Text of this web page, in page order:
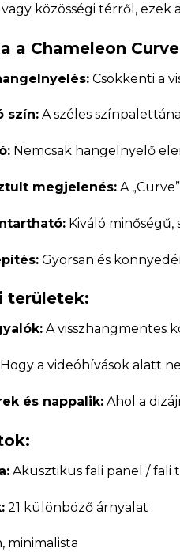
közösségi térről, ezek
a Chameleon
Csökkenti a
szín:A széles
Nemcsak hangelnyelő
megjelenés:A
Kiváló minőségű,
Gyorsan és
területek:
A visszhangmentes
a videóhívások alatt
és nappalik:Ahol a
Akusztikus fali panel / fali
21 különböző árnyalat
minimalista